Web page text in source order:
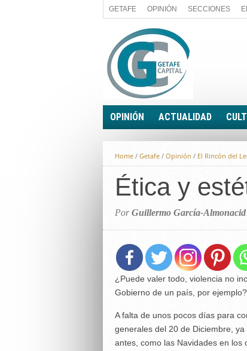
GETAFE OPINIÓN SECCIONES
OPINIÓN
A FIN DE CUENTAS
PALABRA DE CONCEJAL
LA PIEDRA DE SÍSIFO
EL SACAPUNTAS
TODAS LAS BANDERAS
ROTAS
ACTUALIDAD
POLÍTICA
ECONOMÍA
BREVES
Home / Getafe / Opinión / El Rincón del
Ética y
PorGuillermo García-Almonacid
¿Puede valer todo, violencia no
Gobierno de un país, por ejemplo?
A falta de unos pocos días para
generales del 20 de Diciembre,
antes, como las Navidades en los